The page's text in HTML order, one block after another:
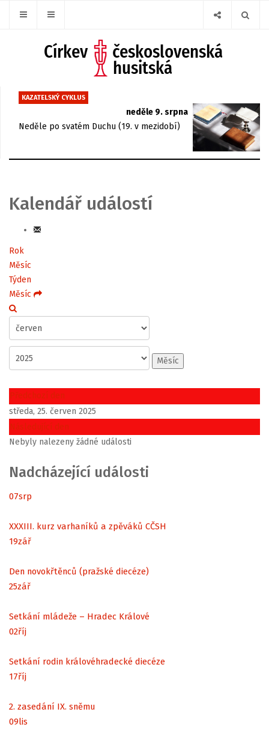
KAZATELSKÝ CYKLUS
neděle 9. srpna
Neděle po svatém Duchu (19. v mezidobí)
Kalendář událostí
Rok
Měsíc
Týden
Měsíc
Měsíc
Předchozí den
středa, 25. červen 2025
Následující den
Nebyly nalezeny žádné události
Nadcházející události
07srp
XXXIII. kurz varhaníků a zpěváků CČSH
19zář
Den novokřtěnců (pražské diecéze)
25zář
Setkání mládeže – Hradec Králové
02říj
Setkání rodin královéhradecké diecéze
17říj
2. zasedání IX. sněmu
09lis